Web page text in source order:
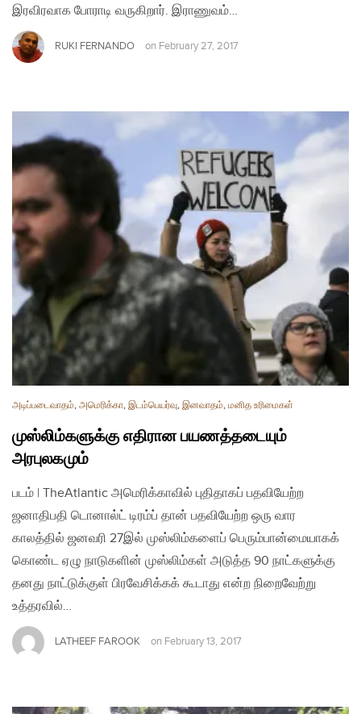
இரவிரவாக போராடி வருகிறார். இராணுவம்…
RUKI FERNANDO on February 27, 2017
அடிப்படைவாதம், அமெரிக்கா, இடம்பெயர்வு, இனவாதம், மனித உரிமைகள்
முஸ்லிம்களுக்கு எதிரான பயணத்தடையும்
அரபுலகமும்
படம் | TheAtlantic அமெரிக்காவில் புதிதாகப் பதவியேற்ற
ஜனாதிபதி டொனால்ட் டிரம்ப் தான் பதவியேற்ற ஒரு வார
காலத்தில் ஜனவரி 27இல் முஸ்லிம்களைப் பெரும்பான்மையாகக்
கொண்ட ஏழு நாடுகளின் முஸ்லிம்கள் அடுத்த 90 நாட்களுக்கு
தனது நாட்டுக்குள் பிரவேசிக்கக் கூடாது என்ற நிறைவேற்று
உத்தரவில்…
LATHEEF FAROOK on February 13, 2017